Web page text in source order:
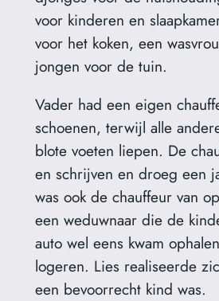
voor kinderen en
voor het koken, een
jongen voor de tuin.
Vader had een eigen
schoenen, terwijl alle
blote voeten liepen. De
en schrijven en droeg een
was ook de chauffeur van
een weduwnaar die de
auto wel eens kwam
logeren. Lies realiseerde
een bevoorrecht kind was.